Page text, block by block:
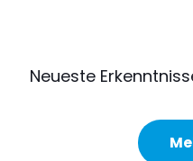
Neueste